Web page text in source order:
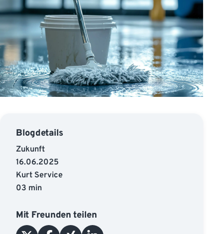
Blogdetails
Zukunft
16.06.2025
Kurt Service
03 min
Mit Freunden teilen